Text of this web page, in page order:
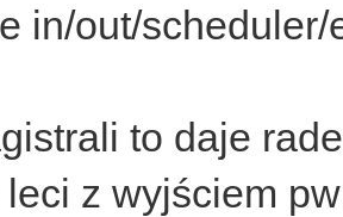
in/out/
to daje
z wyjściem